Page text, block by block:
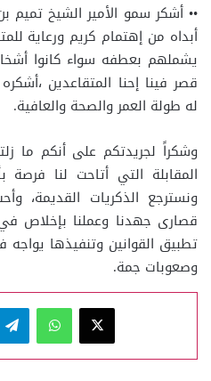
•• أشكر سمو الأمير الشيخ
أبداه من إهتمام كريم ورعاية
يشملهم بعطفه سواء كانوا
قصر فينا إحنا المتقاعدين
له طولة العمر والصحة والعافية.
وشكراً لجريدتكم على أنكم ما
المقابلة التي أتاحت لنا
ونسترجع الذكريات القديمة،
قصارى جهدنا وعملنا بإخلاص
تطبيق القوانين وتنفيذها
وصعوبات جمة.
‫X